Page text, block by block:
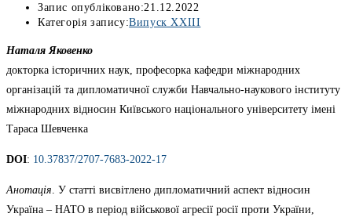
Запис опубліковано:21.12.2022
Категорія запису:Випуск XXIII
Наталя Яковенко
докторка історичних наук, професорка кафедри міжнародних
організацій та дипломатичної служби Навчально-наукового інституту
міжнародних відносин Київського національного університету імені
Тараса Шевченка
DOI: 10.37837/2707-7683-2022-17
Анотація. У статті висвітлено дипломатичний аспект відносин
Україна – НАТО в період військової агресії росії проти України,